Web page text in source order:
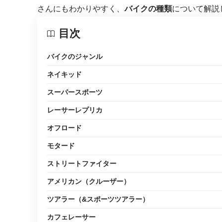
さんにもわかりやすく、バイクの種類について解説
目次
バイクのジャンル
ネイキッド
スーパースポーツ
レーサーレプリカ
オフロード
モタード
ストリートファイター
アメリカン（クルーザー）
ツアラー（&スポーツツアラー）
カフェレーサー